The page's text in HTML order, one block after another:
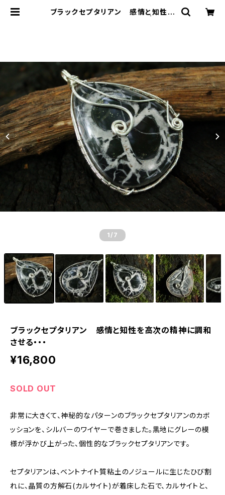
ブラックセプタリアン 感情と知性を
1 /7
ブラックセプタリアン 感情と知性を高次の精神に調和
させる・・・
¥16,800
SOLD OUT
非常に大きくて、神秘的なパターンのブラックセプタリアンのカボ
ッションを、シルバーのワイヤーで巻きました。黒地にグレーの模
様が浮かび上がった、個性的なブラックセプタリアンです。
セプタリアンは、ベントナイト質粘土のノジュールに生じたひび割
れに、晶質の方解石(カルサイト)が着床した石で、カルサイトと、